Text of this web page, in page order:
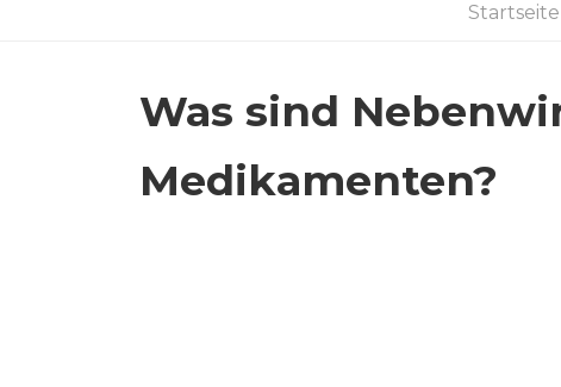
Startseite
Was sind
Medikamenten?